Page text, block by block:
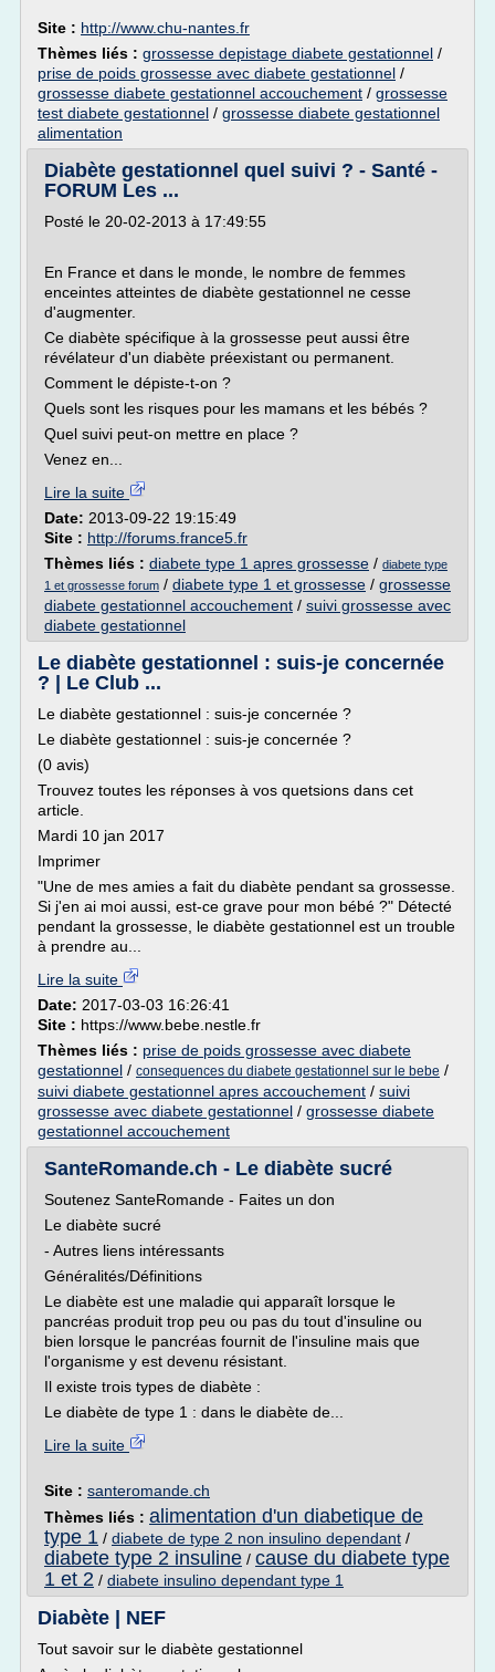
Site : http://www.chu-nantes.fr
Thèmes liés : grossesse depistage diabete gestationnel /
prise de poids grossesse avec diabete gestationnel /
grossesse diabete gestationnel accouchement / grossesse
test diabete gestationnel / grossesse diabete gestationnel
alimentation
Diabète gestationnel quel suivi ? - Santé -
FORUM Les ...
Posté le 20-02-2013 à 17:49:55
En France et dans le monde, le nombre de femmes
enceintes atteintes de diabète gestationnel ne cesse
d'augmenter.
Ce diabète spécifique à la grossesse peut aussi être
révélateur d'un diabète préexistant ou permanent.
Comment le dépiste-t-on ?
Quels sont les risques pour les mamans et les bébés ?
Quel suivi peut-on mettre en place ?
Venez en...
Lire la suite
Date: 2013-09-22 19:15:49
Site : http://forums.france5.fr
Thèmes liés : diabete type 1 apres grossesse / diabete type
1 et grossesse forum / diabete type 1 et grossesse / grossesse
diabete gestationnel accouchement / suivi grossesse avec
diabete gestationnel
Le diabète gestationnel : suis-je concernée
? | Le Club ...
Le diabète gestationnel : suis-je concernée ?
Le diabète gestationnel : suis-je concernée ?
(0 avis)
Trouvez toutes les réponses à vos quetsions dans cet
article.
Mardi 10 jan 2017
Imprimer
"Une de mes amies a fait du diabète pendant sa grossesse.
Si j'en ai moi aussi, est-ce grave pour mon bébé ?" Détecté
pendant la grossesse, le diabète gestationnel est un trouble
à prendre au...
Lire la suite
Date: 2017-03-03 16:26:41
Site : https://www.bebe.nestle.fr
Thèmes liés : prise de poids grossesse avec diabete
gestationnel / consequences du diabete gestationnel sur le bebe /
suivi diabete gestationnel apres accouchement / suivi
grossesse avec diabete gestationnel / grossesse diabete
gestationnel accouchement
SanteRomande.ch - Le diabète sucré
Soutenez SanteRomande - Faites un don
Le diabète sucré
- Autres liens intéressants
Généralités/Définitions
Le diabète est une maladie qui apparaît lorsque le
pancréas produit trop peu ou pas du tout d'insuline ou
bien lorsque le pancréas fournit de l'insuline mais que
l'organisme y est devenu résistant.
Il existe trois types de diabète :
Le diabète de type 1 : dans le diabète de...
Lire la suite
Site : santeromande.ch
Thèmes liés : alimentation d'un diabetique de
type 1 / diabete de type 2 non insulino dependant /
diabete type 2 insuline / cause du diabete type
1 et 2 / diabete insulino dependant type 1
Diabète | NEF
Tout savoir sur le diabète gestationnel